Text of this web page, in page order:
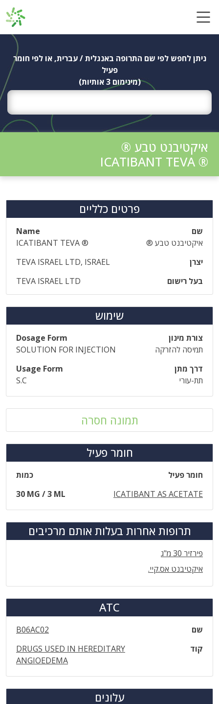
ניתן לחפש לפי שם התרופה באנגלית / עברית, או לפי חומר
פעיל
(מינימום 3 אותיות)
איקטיבנט טבע ®
ICATIBANT TEVA ®
פרטים כלליים
שם
Name
איקטיבנט טבע ®
ICATIBANT TEVA ®
יצרן
TEVA ISRAEL LTD, ISRAEL
בעל רישום
TEVA ISRAEL LTD
שימוש
צורת מינון
Dosage Form
תמיסה להזרקה
SOLUTION FOR INJECTION
דרך מתן
Usage Form
תת-עורי
S.C
תמונה חסרה
חומר פעיל
חומר פעיל
כמות
ICATIBANT AS ACETATE
30 MG / 3 ML
תרופות אחרות בעלות אותם מרכיבים
פירזיר 30 מ"ג
איקטיבנט אס.קיי.
ATC
שם
B06AC02
קוד
DRUGS USED IN HEREDITARY
ANGIOEDEMA
עלונים